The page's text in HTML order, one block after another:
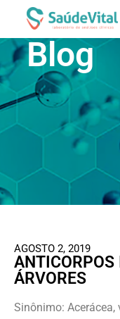
Blog
AGOSTO 2, 2019
ÁRVORES
Sinônimo: Acerácea,